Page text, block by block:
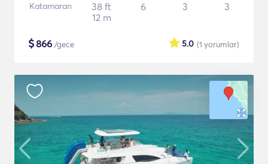
Katamaran
38 ft
12 m
6 3 3
$866 /gece (1 yorumlar)
5.0